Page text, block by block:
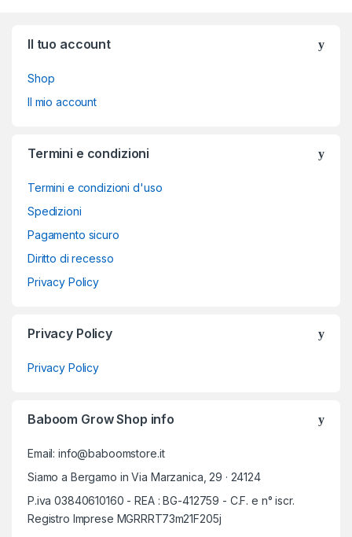
Il tuo account
Shop
Il mio account
Termini e condizioni
Termini e condizioni d'uso
Spedizioni
Pagamento sicuro
Diritto di recesso
Privacy Policy
Privacy Policy
Privacy Policy
Baboom Grow Shop info
Email: info@baboomstore.it
Siamo a Bergamo in Via Marzanica, 29 · 24124
P.iva 03840610160 - REA : BG-412759 - C.F. e n° iscr.
Registro Imprese MGRRRT73m21F205j